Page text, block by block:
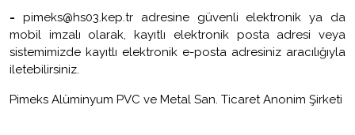
- pimeks@hs03.kep.tradresine güvenli elektronik ya da
mobil imzalı olarak, kayıtlı elektronik posta adresi veya
sistemimizde kayıtlı elektronik e-posta adresiniz aracılığıyla
iletebilirsiniz.
Pimeks Alüminyum PVC ve Metal San. Ticaret Anonim Şirketi